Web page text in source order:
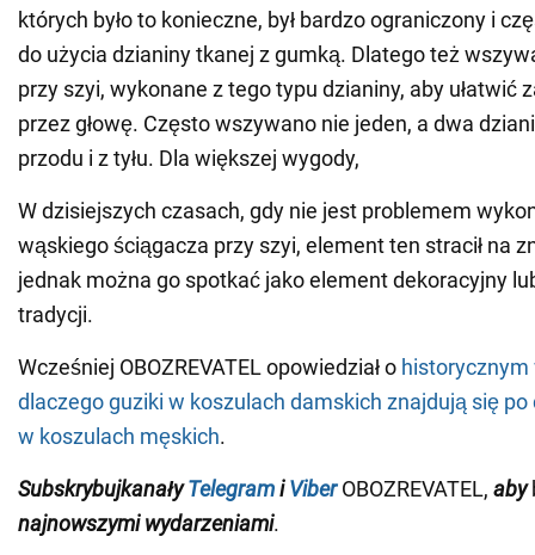
których było to konieczne, był bardzo ograniczony i
do użycia dzianiny tkanej z gumką. Dlatego też
przy szyi, wykonane z tego typu dzianiny, aby ułatwić
przez głowę. Często wszywano nie jeden, a dwa
przodu i z tyłu. Dla większej wygody,
W dzisiejszych czasach, gdy nie jest problemem
wąskiego ściągacza przy szyi, element ten stracił na
jednak można go spotkać jako element dekoracyjny
tradycji.
Wcześniej OBOZREVATEL opowiedział o
dlaczego guziki w koszulach damskich znajdują się
w koszulach męskich.
SubskrybujkanałyTelegramiViberOBOZREVATEL, aby
najnowszymi wydarzeniami.